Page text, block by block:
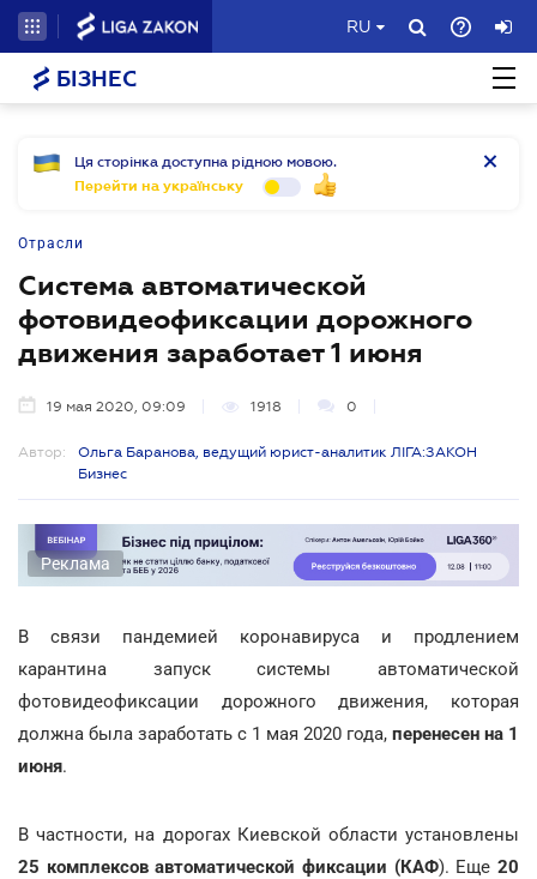
RU
БІЗНЕС
Ця сторінка доступна рідною мовою.
Перейти на українську
Отрасли
Система автоматической
фотовидеофиксации дорожного
движения заработает 1 июня
19 мая 2020, 09:09 1918 0
Автор:
Ольга Баранова, ведущий юрист-аналитик ЛІГА:ЗАКОН
Бизнес
Реклама
В связи пандемией коронавируса и продлением
карантина запуск системы автоматической
фотовидеофиксации дорожного движения, которая
должна была заработать с 1 мая 2020 года, перенесен на 1
июня.
В частности, на дорогах Киевской области установлены
25 комплексов автоматической фиксации (КАФ). Еще 20